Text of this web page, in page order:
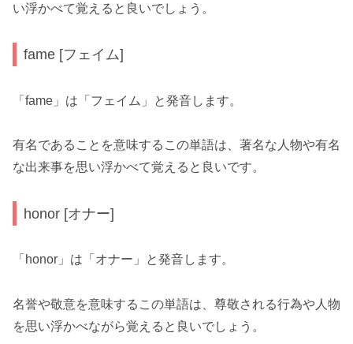
い浮かべて覚えると良いでしょう。
fame [フェイム]
「fame」は「フェイム」と発音します。
有名であることを意味するこの単語は、著名な人物や有名
な出来事を思い浮かべて覚えると良いです。
honor [オナー]
「honor」は「オナー」と発音します。
名誉や敬意を意味するこの単語は、尊敬される行為や人物
を思い浮かべながら覚えると良いでしょう。